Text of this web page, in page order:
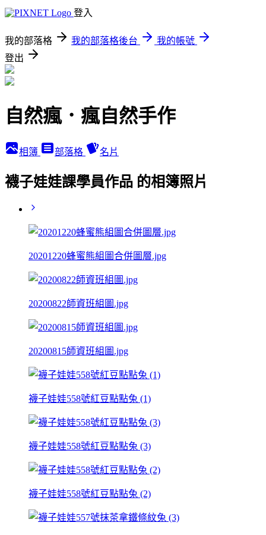
登入
我的部落格 我的部落格後台
我的帳號
登出
自然瘋．瘋自然手作
相簿 部落格 名片
襪子娃娃課學員作品 的相簿照片
20201220蜂蜜熊組圖合併圖層.jpg
20200822師資班組圖.jpg
20200815師資班組圖.jpg
襪子娃娃558號紅豆點點兔 (1)
襪子娃娃558號紅豆點點兔 (3)
襪子娃娃558號紅豆點點兔 (2)